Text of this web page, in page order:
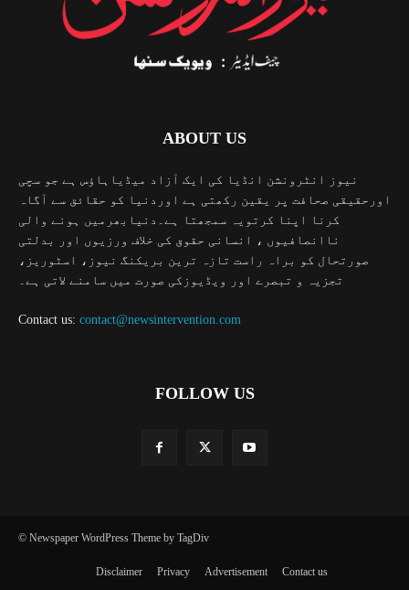
ABOUT US
نیوز انٹرونشن انڈیا کی ایک آزاد میڈیاہاؤس ہے جو سچی
اورحقیقی صحافت پر یقین رکھتی ہے اوردنیا کو حقائق سے آگاہ
کرنا اپنا کرتویہ سمجھتا ہے۔دنیابھرمیں ہونے والی
ناانصافیوں ، انسانی حقوق کی خلاف ورزیوں اور بدلتی
صورتحال کو براہ راست تازہ ترین بریکنگ نیوز، اسٹوریز،
تجزیہ و تبصرے اور ویڈیوزکی صورت میں سامنے لاتی ہے۔
Contact us: contact@newsintervention.com
FOLLOW US
© Newspaper WordPress Theme by TagDiv
Disclaimer Privacy Advertisement Contact us